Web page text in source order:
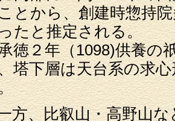
とから、創建時惣持
たと推定される。
徳２年（1098)供養の
塔下層は天台系の求
方、比叡山・高野山